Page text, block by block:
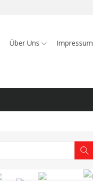
Über Uns Impressum